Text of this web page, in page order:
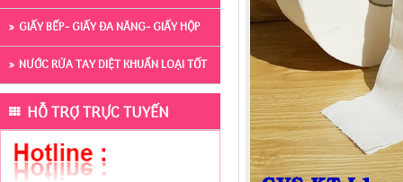
GIẤY BẾP- GIẤY ĐA NĂNG- GIẤY HỘP
NƯỚC RỬA TAY DIỆT KHUẨN LOẠI TỐT
HỖ TRỢ TRỰC TUYẾN